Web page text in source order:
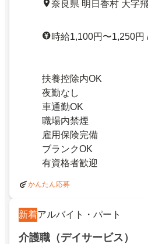
奈良県 明日香村 大字
時給1,100円〜1,250円
扶養控除内OK
夜勤なし
車通勤OK
職場内禁煙
雇用保険完備
ブランクOK
有資格者歓迎
かんたん応募
新着アルバイト・パート
介護職（デイサービス）